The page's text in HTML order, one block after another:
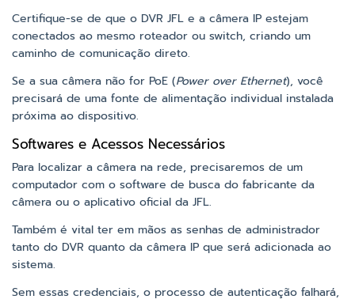
Certifique-se de que o DVR JFL e a câmera IP estejam
conectados ao mesmo roteador ou switch, criando um
caminho de comunicação direto.
Se a sua câmera não for PoE (Power over Ethernet), você
precisará de uma fonte de alimentação individual instalada
próxima ao dispositivo.
Softwares e Acessos Necessários
Para localizar a câmera na rede, precisaremos de um
computador com o software de busca do fabricante da
câmera ou o aplicativo oficial da JFL.
Também é vital ter em mãos as senhas de administrador
tanto do DVR quanto da câmera IP que será adicionada ao
sistema.
Sem essas credenciais, o processo de autenticação falhará,